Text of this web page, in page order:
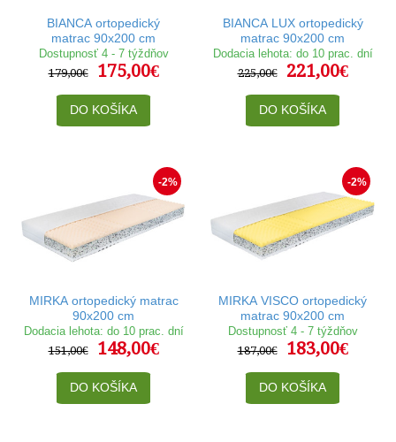
BIANCA ortopedický
matrac 90x200 cm
Dostupnosť 4 - 7 týždňov
179,00€
175,00€
DO KOŠÍKA
BIANCA LUX ortopedický
matrac 90x200 cm
Dodacia lehota: do 10 prac. dní
225,00€
221,00€
DO KOŠÍKA
-2%
MIRKA ortopedický matrac
90x200 cm
Dodacia lehota: do 10 prac. dní
151,00€
148,00€
DO KOŠÍKA
-2%
MIRKA VISCO ortopedický
matrac 90x200 cm
Dostupnosť 4 - 7 týždňov
187,00€
183,00€
DO KOŠÍKA